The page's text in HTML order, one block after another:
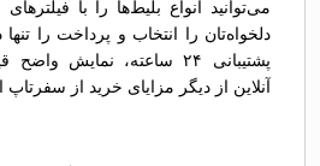
می‌توانید انواع بلیط‌ها را با
دلخواه‌تان را انتخاب و پرداخت را تنها
پشتیبانی ۲۴ ساعته،
آنلاین از دیگر مزایای خرید از